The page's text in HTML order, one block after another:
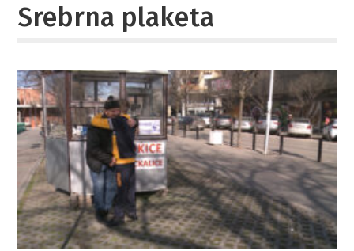
Srebrna plaketa